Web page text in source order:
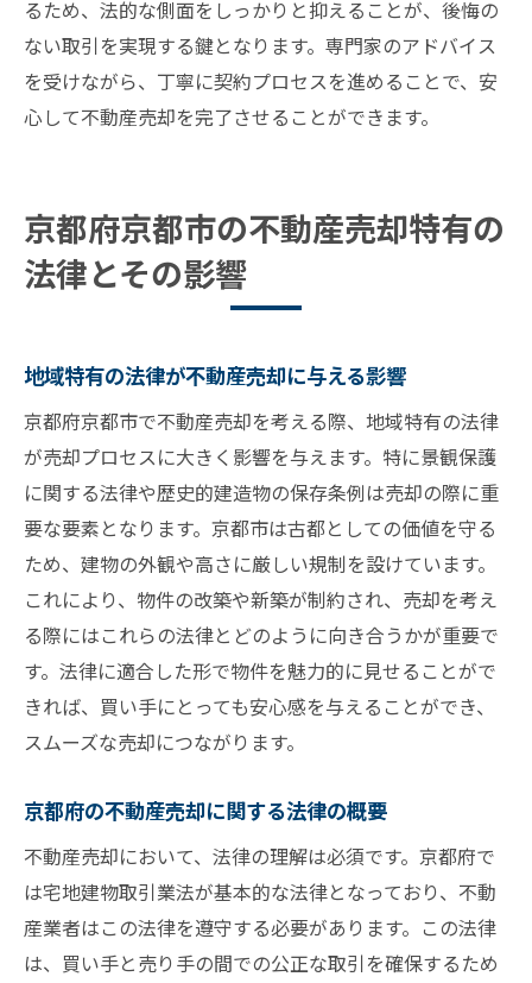
るため、法的な側面をしっかりと抑えることが、後悔の
ない取引を実現する鍵となります。専門家のアドバイス
を受けながら、丁寧に契約プロセスを進めることで、安
心して不動産売却を完了させることができます。
京都府京都市の不動産売却特有の
法律とその影響
地域特有の法律が不動産売却に与える影響
京都府京都市で不動産売却を考える際、地域特有の法律
が売却プロセスに大きく影響を与えます。特に景観保護
に関する法律や歴史的建造物の保存条例は売却の際に重
要な要素となります。京都市は古都としての価値を守る
ため、建物の外観や高さに厳しい規制を設けています。
これにより、物件の改築や新築が制約され、売却を考え
る際にはこれらの法律とどのように向き合うかが重要で
す。法律に適合した形で物件を魅力的に見せることがで
きれば、買い手にとっても安心感を与えることができ、
スムーズな売却につながります。
京都府の不動産売却に関する法律の概要
不動産売却において、法律の理解は必須です。京都府で
は宅地建物取引業法が基本的な法律となっており、不動
産業者はこの法律を遵守する必要があります。この法律
は、買い手と売り手の間での公正な取引を確保するため